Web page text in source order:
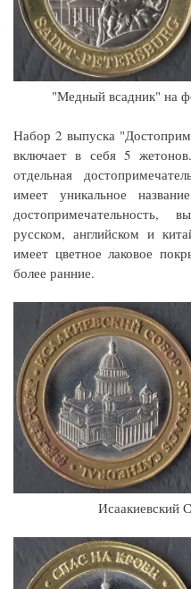
"Медный всадник" на
Набор 2 выпуска
включает в себя 5
отдельная
имеет уникальное
достопримечательность,
русском, английском и
имеет цветное лаковое
более ранние.
Исаакиевский